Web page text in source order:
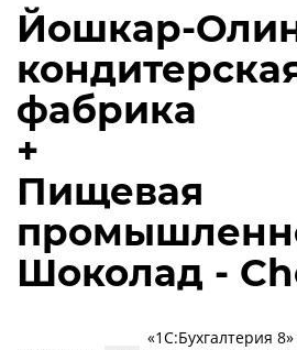
Йошкар-
фабрика
+
Пищевая
Шоколад -
«1С:Бухгалтерия